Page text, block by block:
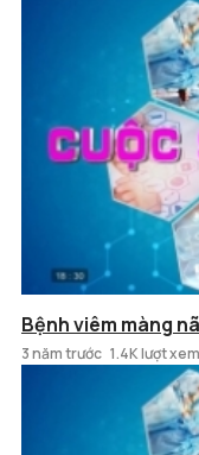
Bệnh viêm màng
3 năm trước 1.4K lượt xem